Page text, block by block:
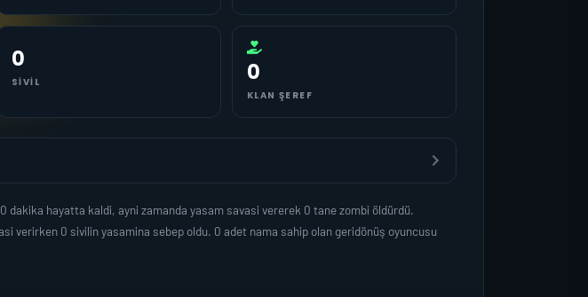
0
SIVIL 0
KLAN ŞEREF
hayatta kaldi, ayni zamanda yasam savasi vererek 0 tane zombi öldürdü.
verirken 0 sivilin yasamina sebep oldu. 0 adet nama sahip olan geridönüş oyuncusu